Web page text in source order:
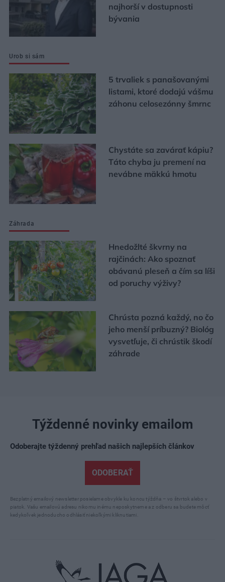
najhorší v dostupnosti
bývania
Urob si sám
5 trvaliek s panašovanými
listami, ktoré dodajú vášmu
záhonu celosezónny šmrnc
Chystáte sa zavárať kápiu?
Táto chyba ju premení na
nevábne mäkkú hmotu
Záhrada
Hnedožlté škvrny na
rajčinách: Ako spoznať
obávanú pleseň a čím sa líši
od poruchy výživy?
Chrústa pozná každý, no čo
jeho menší príbuzný? Biológ
vysvetľuje, či chrústik škodí
záhrade
Týždenné novinky emailom
Odoberajte týždenný prehľad našich najlepších článkov
ODOBERAŤ
Bezplatný emailový newsletter posielame obvykle ku koncu týždňa – vo štvrtok alebo v
piatok. Vašu emailovú adresu nikomu inému neposkytneme a z odberu sa budete môcť
kedykoľvek jednoducho odhlásiť niekoľkými kliknutiami.